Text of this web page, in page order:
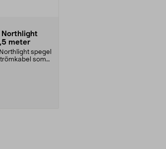
Northlight
meter
spegel
som